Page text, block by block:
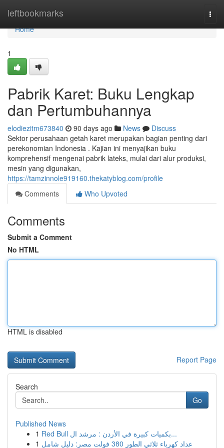
leftbookmarks
Home
Home
1
Pabrik Karet: Buku Lengkap
dan Pertumbuhannya
elodiezitm673840 90 days ago News
Discuss
Sektor perusahaan getah karet merupakan bagian penting dari
perekonomian Indonesia . Kajian ini menyajikan buku
komprehensif mengenai pabrik lateks, mulai dari alur produksi,
mesin yang digunakan,
https://tamzinnole919160.thekatyblog.com/profile
Comments
Who Upvoted
Comments
Submit a Comment
No HTML
HTML is disabled
Report Page
Search
Go
Published News
1
Red Bull بكميات كبيرة في الأردن : مرشد ال...
1
عداد كهرباء ثلاثي الطور 380 فولت مصر: دليل شامل